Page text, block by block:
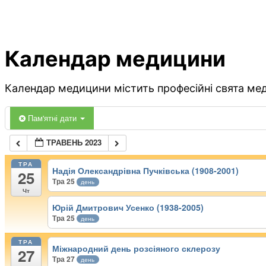
Календар медицини
Календар медицини містить професійні свята
Пам'ятні дати
ТРАВЕНЬ 2023
ТРА
25
Чт
Надія Олександрівна Пучківська (1908-2001)
Тра 25 день
Юрій Дмитрович Усенко (1938-2005)
Тра 25 день
ТРА
27 Міжнародний день розсіяного склерозу
Тра 27 день